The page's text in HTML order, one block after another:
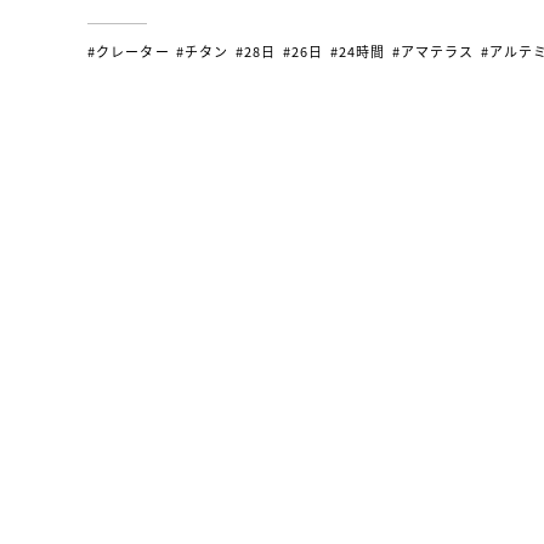
#クレーター #チタン #28日 #26日 #24時間 #アマテラス #アルテ